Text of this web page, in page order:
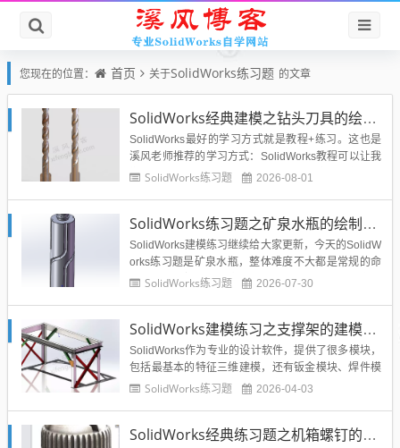
您现在的位置： 首页 关于SolidWorks练习题 的文章
SolidWorks经典建模之钻头刀具的绘制，螺纹收尾是关键技巧
SolidWorks最好的学习方式就是教程+练习。这也是
溪风老师推荐的学习方式：SolidWorks教程可以让我
们零基础尤其是初学者学到SolidWorks命令的使用，
习！今天给大...
SolidWorks练习题 2026-08-01
SolidWorks练习题之矿泉水瓶的绘制，难度不大主要是顶部螺纹的处理
SolidWorks建模练习继续给大家更新，今天的SolidW
orks练习题是矿泉水瓶，整体难度不大都是常规的命
令，拓展了投影曲线命令，比较的简单，希望大家可
orks矿泉水瓶效果图...
SolidWorks练习题 2026-07-30
SolidWorks建模练习之支撑架的建模，SW焊件模块的使用和巩固
SolidWorks作为专业的设计软件，提供了很多模块，
包括最基本的特征三维建模，还有钣金模块、焊件模
块、曲面模块等等，今天给大家分享的是SolidWorks
护栏等等都非常的方便，尤其是我们配置了S...
SolidWorks练习题 2026-04-03
SolidWorks经典练习题之机箱螺钉的建模，常规命令练习